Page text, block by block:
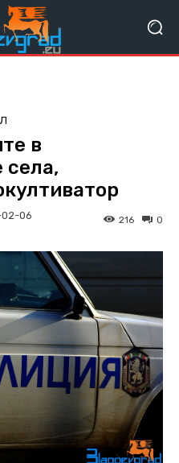
в
села,
02-06 0
216